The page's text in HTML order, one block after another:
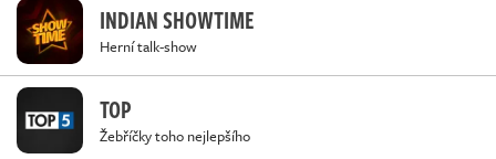
INDIAN SHOWTIME
Herní talk-show
TOP
Žebříčky toho nejlepšího